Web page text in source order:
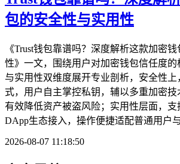
包的安全性与实用性
《Trust钱包靠谱吗？深度解析这款加密
性》一文，围绕用户对加密钱包信任度
与实用性双维度展开专业剖析，安全性
式，用户自主掌控私钥，辅以多重加密技
有效降低资产被盗风险；实用性层面，支
DApp生态接入，操作便捷适配普通用户
2026-08-07 11:18:50